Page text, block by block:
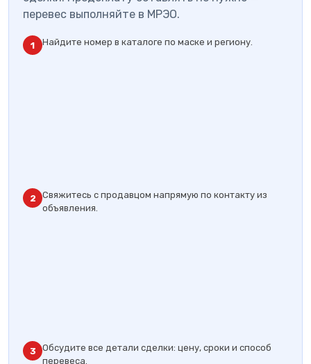
перевес выполняйте в МРЭО.
1 Найдите номер в каталоге по маске и региону.
2
Свяжитесь с продавцом напрямую по контакту из
объявления.
3
Обсудите все детали сделки: цену, сроки и способ
перевеса.